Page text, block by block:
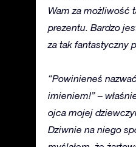
Wam za możliwość
prezentu. Bardzo
za tak fantastyczny
“Powinieneś
imieniem!” –
ojca mojej
Dziwnie na niego